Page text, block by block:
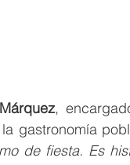
,
gastronomía
de fiesta. Es